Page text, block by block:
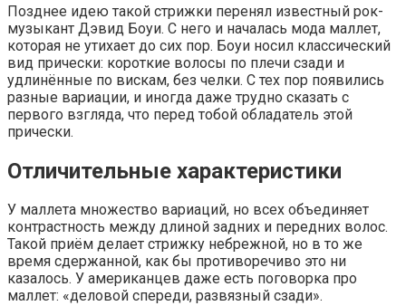
Позднее идею такой стрижки перенял известный рок-
музыкант Дэвид Боуи. С него и началась мода маллет,
которая не утихает до сих пор. Боуи носил классический
вид прически: короткие волосы по плечи сзади и
удлинённые по вискам, без челки. С тех пор появились
разные вариации, и иногда даже трудно сказать с
первого взгляда, что перед тобой обладатель этой
прически.
Отличительные характеристики
У маллета множество вариаций, но всех объединяет
контрастность между длиной задних и передних волос.
Такой приём делает стрижку небрежной, но в то же
время сдержанной, как бы противоречиво это ни
казалось. У американцев даже есть поговорка про
маллет: «деловой спереди, развязный сзади».